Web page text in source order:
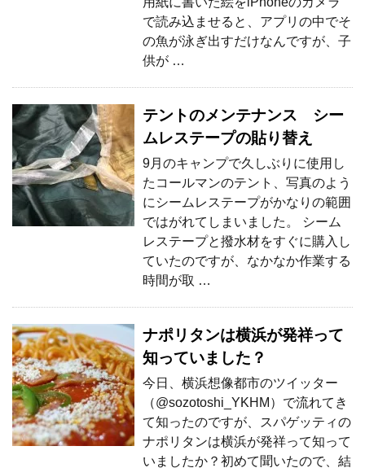
で読み込ませると、アプリの中でそ
の魚が泳ぎ出すだけなんですが、子
供が …
テントのメンテナンス シー
ムレステープの貼り替え
9月のキャンプで久しぶりに使用し
たコールマンのテント、写真のよう
にシームレステープがかなりの範囲
ではがれてしまいました。 シーム
レステープと撥水材をすぐに購入し
ていたのですが、なかなか作業する
時間が取 …
ナポリタンは横浜が発祥って
知っていました？
今日、横浜想像都市のツイッター
（@sozotoshi_YKHM）で流れてき
て知ったのですが、スパゲッティの
ナポリタンは横浜が発祥って知って
いましたか？初めて聞いたので、結